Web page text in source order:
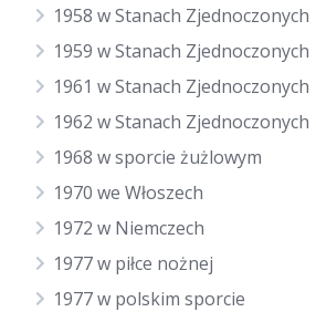
1958 w Stanach Zjednoczonych
1959 w Stanach Zjednoczonych
1961 w Stanach Zjednoczonych
1962 w Stanach Zjednoczonych
1968 w sporcie żużlowym
1970 we Włoszech
1972 w Niemczech
1977 w piłce nożnej
1977 w polskim sporcie